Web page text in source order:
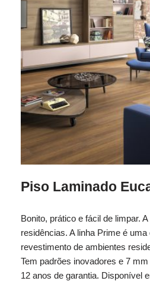
Piso Laminado
Bonito, prático e fácil de limpar.
residências. A linha Prime é
revestimento de ambientes
Tem padrões inovadores e 7
12 anos de garantia. Disponível